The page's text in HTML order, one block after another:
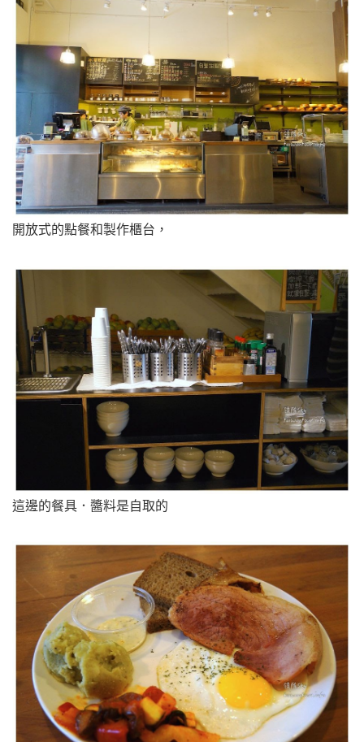
開放式的點餐和製作櫃台，
這邊的餐具．醬料是自取的